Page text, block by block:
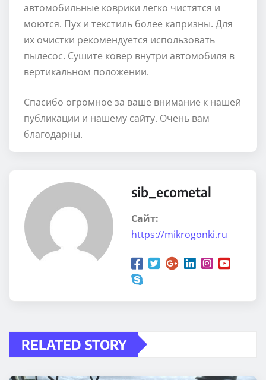
автомобильные коврики легко чистятся и
моются. Пух и текстиль более капризны. Для
их очистки рекомендуется использовать
пылесос. Сушите ковер внутри автомобиля в
вертикальном положении.
Спасибо огромное за ваше внимание к нашей
публикации и нашему сайту. Очень вам
благодарны.
sib_ecometal
Сайт:
https://mikrogonki.ru
RELATED STORY